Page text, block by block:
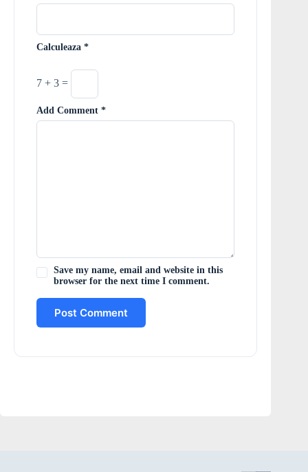
Calculeaza *
7 + 3 =
Add Comment *
Save my name, email and website in this
browser for the next time I comment.
Post Comment